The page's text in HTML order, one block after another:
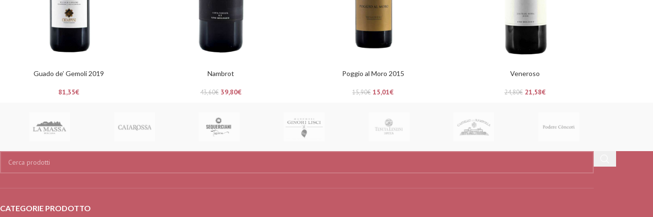
Guado de’ Gemoli 2019
81,35€
Nambrot
43,60€ 39,80€
Poggio al Moro 2015
15,90€ 15,01€
Veneroso
24,80€ 21,58€
CATEGORIE PRODOTTO